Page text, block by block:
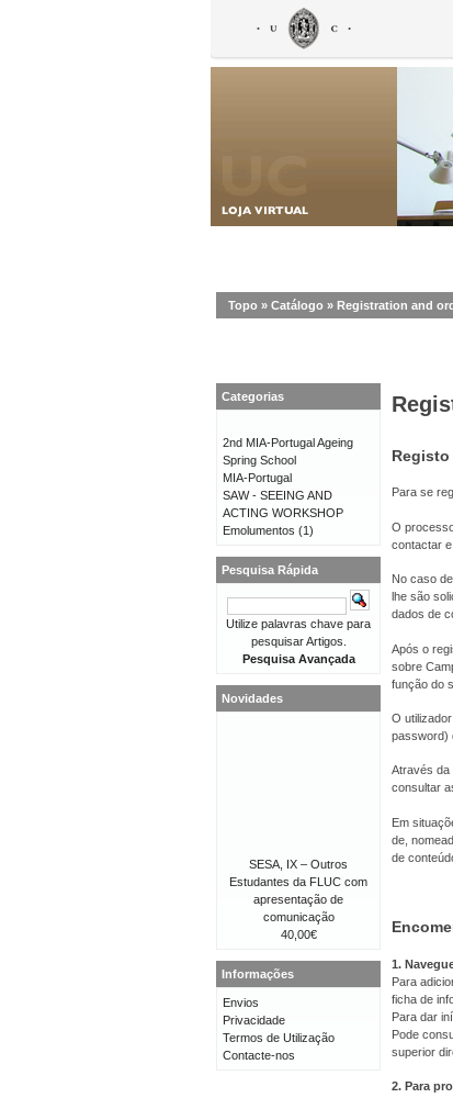
Topo » Catálogo » Registration and
Registo
Para se
O
contactar
No caso
lhe são
dados de
Após o
sobre
função do
O
password)
Através da
consultar
Em
de,
de
1.
Para
ficha de
Para dar
Pode
superior
2. Para
Categorias
2nd MIA-Portugal Ageing
Spring School
MIA-Portugal
SAW - SEEING AND
ACTING WORKSHOP
Emolumentos (1)
Pesquisa Rápida
Utilize palavras chave para
pesquisar Artigos.
Pesquisa Avançada
Novidades
SESA, IX – Outros
Estudantes da FLUC com
apresentação de
comunicação
40,00€
Informações
Envios
Privacidade
Termos de Utilização
Contacte-nos